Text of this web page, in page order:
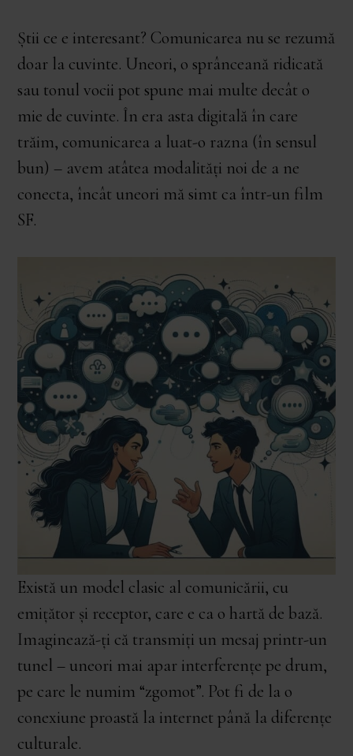
Știi ce e interesant? Comunicarea nu se rezumă
doar la cuvinte. Uneori, o sprânceană ridicată
sau tonul vocii pot spune mai multe decât o
mie de cuvinte. În era asta digitală în care
trăim, comunicarea a luat-o razna (în sensul
bun) – avem atâtea modalități noi de a ne
conecta, încât uneori mă simt ca într-un film
SF.
Există un model clasic al comunicării, cu
emițător și receptor, care e ca o hartă de bază.
Imaginează-ți că transmiți un mesaj printr-un
tunel – uneori mai apar interferențe pe drum,
pe care le numim “zgomot”. Pot fi de la o
conexiune proastă la internet până la diferențe
culturale.